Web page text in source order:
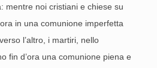
mentre noi cristiani e chiese su
in una comunione imperfetta
l’altro, i martiri, nello
fin d’ora una comunione piena e